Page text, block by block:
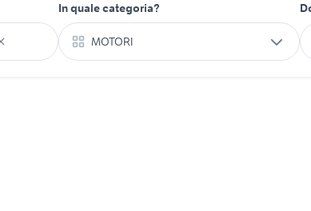
In quale categoria?
MOTORI